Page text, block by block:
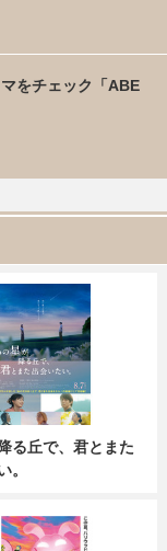
をチェック「ABE
る丘で、君とまた
。